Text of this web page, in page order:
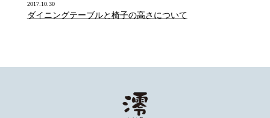
2017.10.30
ダイニングテーブルと椅子の高さについて